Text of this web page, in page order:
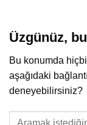
Üzgünüz,
Bu konumda
aşağıdaki
deneyebilirsiniz?